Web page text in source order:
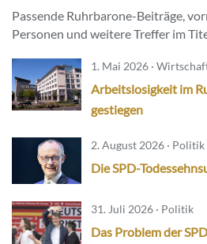
Passende Ruhrbarone-Beiträge,
Personen und weitere Treffer im
1. Mai 2026 ·
Arbeitslosigkeit im
gestiegen
2. August 2026 · Politik
Die SPD-
31. Juli 2026 · Politik
Das Problem der